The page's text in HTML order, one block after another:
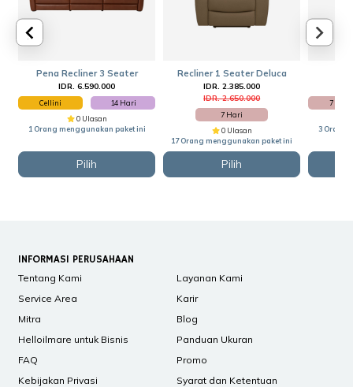
Pena Recliner 3 Seater
IDR. 6.590.000
Cellini
14 Hari
0 Ulasan
1 Orang menggunakan paket ini
Pilih
Recliner 1 Seater Deluca
IDR. 2.385.000
IDR. 2.650.000
7 Hari
0 Ulasan
17 Orang menggunakan paket ini
Pilih
7 Hari
3 Orang
INFORMASI PERUSAHAAN
Tentang Kami
Layanan Kami
Service Area
Karir
Mitra
Blog
Helloilmare untuk Bisnis
Panduan Ukuran
FAQ
Promo
Kebijakan Privasi
Syarat dan Ketentuan